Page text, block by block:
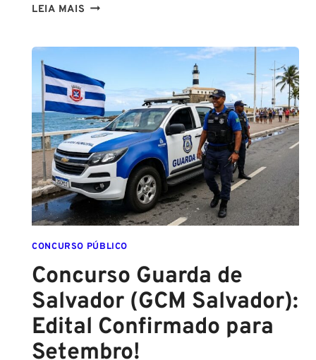
LEIA MAIS NA
SAI
DA
ESCOLA
FORMADO
EM
DIREITO
CONCURSO PÚBLICO
Concurso Guarda de
Salvador (GCM Salvador):
Edital Confirmado para
Setembro!